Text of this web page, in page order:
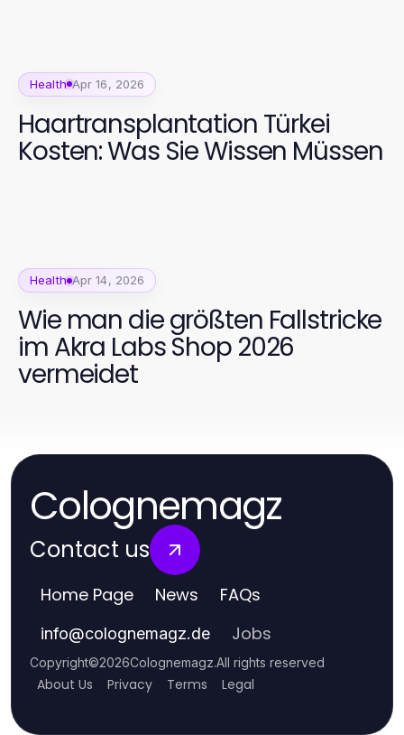
Health Apr 16, 2026
Haartransplantation Türkei
Kosten: Was Sie Wissen Müssen
Health Apr 14, 2026
Wie man die größten Fallstricke
im Akra Labs Shop 2026
vermeidet
Colognemagz
Contact us
Home Page News FAQs
info@colognemagz.de Jobs
Copyright©2026Colognemagz.All rights reserved
About Us Privacy Terms Legal